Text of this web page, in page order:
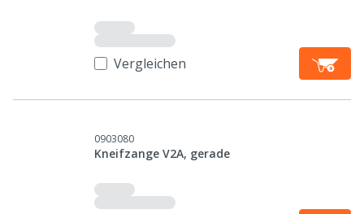
Vergleichen
0903080
Kneifzange V2A, gerade